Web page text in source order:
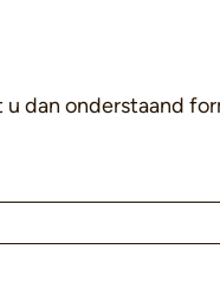
dan onderstaand